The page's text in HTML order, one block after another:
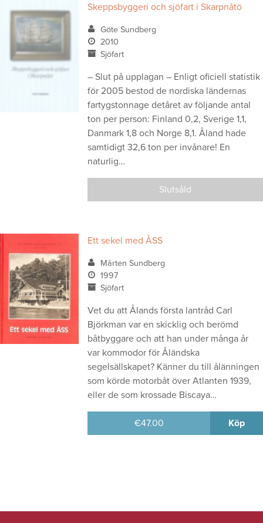
Skeppsbyggeri och sjöfart i Skarpnåtö
Göte Sundberg
2010
Sjöfart
– Slut på upplagan – Enligt oficiell statistik
för 2005 bestod de nordiska ländernas
fartygstonnage detåret av följande antal
ton per person: Finland 0,2, Sverige 1,1,
Danmark 1,8 och Norge 8,1. Åland hade
samtidigt 32,6 ton per invånare! En
naturlig…
Slutsåld
Ett sekel med ÅSS
Mårten Sundberg
1997
Sjöfart
Vet du att Ålands första lantråd Carl
Björkman var en skicklig och berömd
båtbyggare och att han under många år
var kommodor för Åländska
segelsällskapet? Känner du till ålänningen
som körde motorbåt över Atlanten 1939,
eller de som krossade Biscaya…
€47.00 Köp